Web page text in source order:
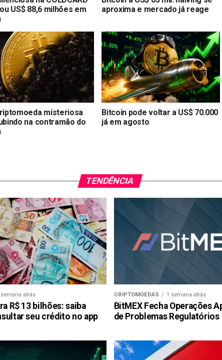
US$ 88,6 milhões em
aproxima e mercado já reage
misteriosa
na contramão do
Bitcoin pode voltar a US$ 70.000
já em agosto
TENDÊNCIA
semana atrás
R$ 13 bilhões: saiba
seu crédito no app
CRIPTOMOEDAS 1 semana atrás
BitMEX Fecha Operações
de Problemas Regulatórios